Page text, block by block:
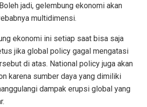
jadi, gelembung ekonomi akan
multidimensi.
ekonomi ini setiap saat bisa saja
jika global policy gagal mengatasi
di atas. National policy juga akan
karena sumber daya yang dimiliki
dampak erupsi global yang